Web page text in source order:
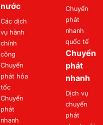
nước
Các dịch
vụ hành
chính
công
Chuyển
phát hỏa
tốc
Chuyển
phát
nhanh
Chuyển
phát
nhanh
quốc tế
Chuyển
phát
nhanh
Dịch vụ
chuyển
phát